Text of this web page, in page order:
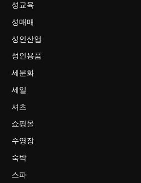
성교육
성매매
성인산업
성인용품
세분화
세일
셔츠
쇼핑몰
수영장
숙박
스파